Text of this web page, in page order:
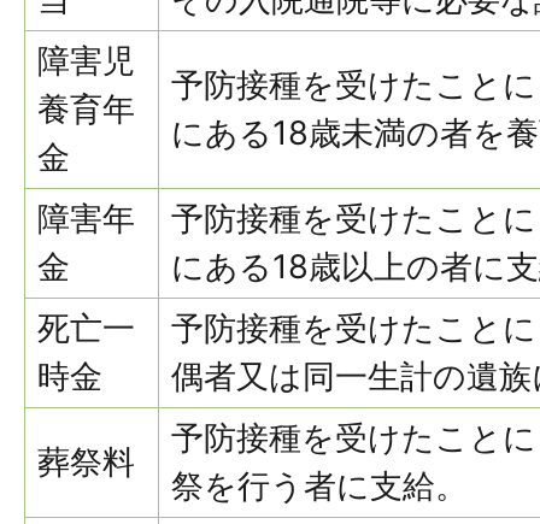
障害児
養育年
金
予防接種を受けたこと
にある18歳未満の者を
障害年
金
予防接種を受けたこと
にある18歳以上の者に
死亡一
時金
予防接種を受けたこと
偶者又は同一生計の遺
葬祭料
予防接種を受けたこと
祭を行う者に支給。